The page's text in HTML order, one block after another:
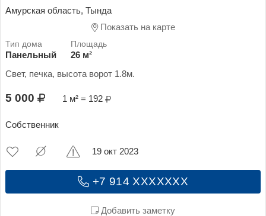
Амурская область, Тында
Показать на карте
Панельный
26 м²
Свет, печка, высота ворот 1.8м.
5 000 1 м² = 192
Собственник
+7 914 XXXXXXX
Добавить заметку
19 окт 2023